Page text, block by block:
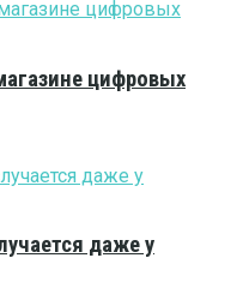
цифровых
даже у